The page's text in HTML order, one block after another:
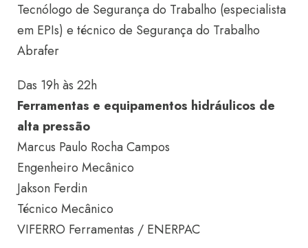
Tecnólogo de Segurança do Trabalho (especialista
em EPIs) e técnico de Segurança do Trabalho
Abrafer
Das 19h às 22h
Ferramentas e equipamentos hidráulicos de
alta pressão
Marcus Paulo Rocha Campos
Engenheiro Mecânico
Jakson Ferdin
Técnico Mecânico
VIFERRO Ferramentas / ENERPAC